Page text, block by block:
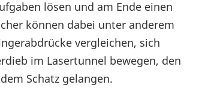
lösen und am Ende einen
können dabei unter anderem
vergleichen, sich
im Lasertunnel bewegen, den
Schatz gelangen.